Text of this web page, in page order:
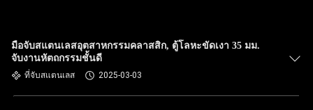
มือจับสแตนเลสอุตสาหกรรมคลาสสิก, ตู้โลหะขัดเงา 35 มม.
จับงานหัตถกรรมชั้นดี
ที่จับสแตนเลส 2025-03-03